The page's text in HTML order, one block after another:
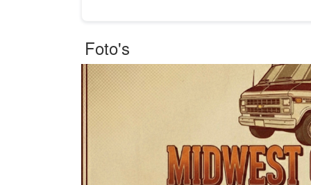
Foto's